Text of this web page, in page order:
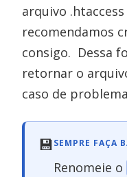
arquivo
recomendamos
consigo. Dessa
retornar o
caso de
💾SEMPRE FAÇA
Renomeie o